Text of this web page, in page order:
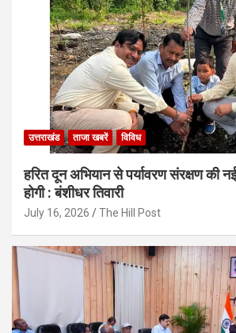
उत्तराखंड ताजा खबरें विविध
हरित दून अभियान से पर्यावरण संरक्षण की
होगी : बंशीधर तिवारी
July 16, 2026 The Hill Post